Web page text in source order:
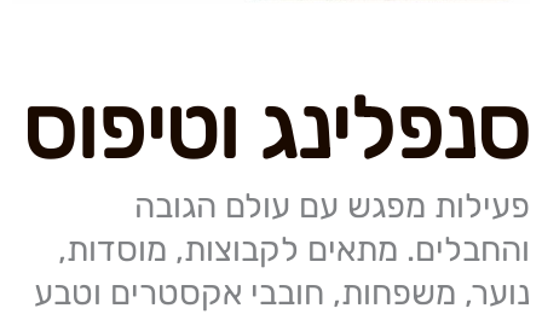
סנפלינג וטיפוס
פעילות מפגש עם עולם הגובה
והחבלים. מתאים לקבוצות, מוסדות,
נוער, משפחות, חובבי אקסטרים וטבע